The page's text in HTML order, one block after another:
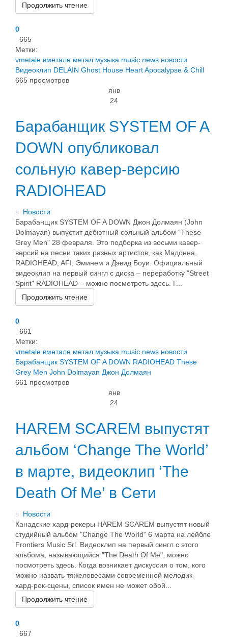
Продолжить чтение
0
665
Метки:
vmetale вметале метал музыка music news новости
Видеоклип DELAIN Ghost House HeartApocalypse & Chill
665 просмотров
янв
24
Барабанщик SYSTEM OF A
DOWN опубликовал
сольную кавер-версию
RADIOHEAD
в Новости
Барабанщик SYSTEM OF A DOWN Джон Долмаян (John
Dolmayan) выпустит дебютный сольный альбом "These
Grey Men" 28 февраля. Это подборка из восьми кавер-
версий на песни таких разных артистов, как Мадонна,
RADIOHEAD, AFI, Эминем и Дэвид Боуи. Официальный
видеоклип на первый сингл с диска – переработку "Street
Spirit" RADIOHEAD – можно посмотреть здесь. Г...
Продолжить чтение
0
661
Метки:
vmetale вметале метал музыка music news новости
Барабанщик SYSTEM OF A DOWN RADIOHEAD These
Grey Men John Dolmayan Джон Долмаян
661 просмотров
янв
24
HAREM SCAREM выпустят
альбом ‘Change The World’
в марте, видеоклип ‘The
Death Of Me’ в Сети
в Новости
Канадские хард-рокеры HAREM SCAREM выпустят новый
студийный альбом "Change The World" 6 марта на лейбле
Frontiers Music Srl. Видеоклип на первый сингл с этого
альбома, называющийся "The Death Of Me", можно
посмотреть здесь. Когда возникает дискуссия о том, кого
можно назвать тяжеловесами современной мелодик-
хард-рок-сцены, список имен не может обой...
Продолжить чтение
0
667